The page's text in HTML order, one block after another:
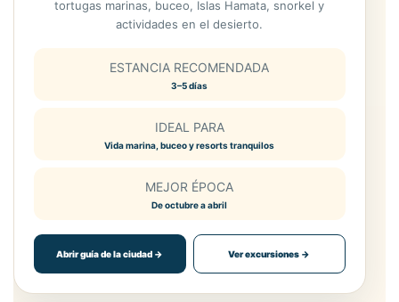
tortugas marinas, buceo, Islas Hamata, snorkel y
actividades en el desierto.
ESTANCIA RECOMENDADA
3–5 días
IDEAL PARA
Vida marina, buceo y resorts tranquilos
MEJOR ÉPOCA
De octubre a abril
Abrir guía de la ciudad → Ver excursiones →